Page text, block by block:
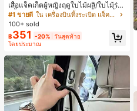
เสื้อแจ็คเก็ตผู้หญิงฤดูใบไม้ผลิ/ใบไม้ร่วง
สีพื้น หนังเทียม สไตล์ปกคอเสื้อ ซิปขึ้น
แขนยาว สไตล์ลำลอง วิทยาลัย สนามบิ
น เสื้อนอก สีน้ำตาล สไตล์สบายๆ ฤดูใบ
ไม้ร่วง
#1 ขายดี
ใน เครื่องบินทิ้งระเบิด แจ็คเก็ตผู้หญิง
100+ sold
฿351 -20% วันสุดท้าย
โดยประมาณ